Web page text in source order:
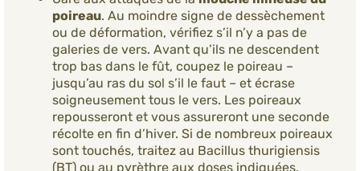
poireau. Au moindre signe de dessèchement
ou de déformation, vérifiez s’il n’y a pas de
galeries de vers. Avant qu’ils ne descendent
trop bas dans le fût, coupez le poireau –
jusqu’au ras du sol s’il le faut – et écrase
soigneusement tous le vers. Les poireaux
repousseront et vous assureront une seconde
récolte en fin d’hiver. Si de nombreux poireaux
sont touchés, traitez au Bacillus thurigiensis
(BT) ou au pyrèthre aux doses indiquées.